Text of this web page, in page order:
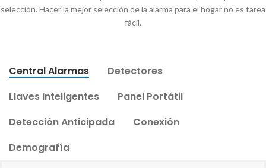
selección. Hacer la mejor selección de la alarma para el hogar no es tarea
fácil.
Central Alarmas
Detectores
Llaves Inteligentes
Panel Portátil
Detección Anticipada
Conexión
Demografía